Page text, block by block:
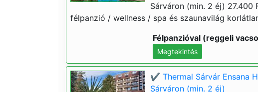
Sárváron (min. 2 éj)
félpanzió / wellness / spa és szaunavilág
Félpanzióval (reggeli
Megtekintés
✔️ Thermal Sárvár Ensana
Sárváron (min. 2 éj)